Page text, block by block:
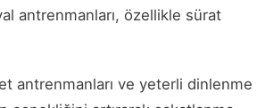
antrenmanları, özellikle sürat
antrenmanları ve yeterli dinlenme